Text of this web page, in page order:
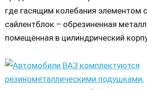
где гасящим колебания элементом
сайлентблок – обрезиненная
помещённая в цилиндрический